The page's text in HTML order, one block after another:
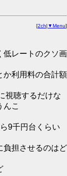
[2ch| ▼Menu]
低レートのクソ画
か利用料の合計額
視聴するだけな
んこ
9千円台くらい
負担させるのはど